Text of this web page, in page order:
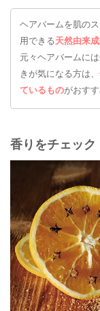
ヘアバームを肌の
用できる天然由来
元々ヘアバームに
きが気になる方は、
ているものがおすす
香りをチェック